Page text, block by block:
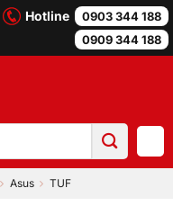
Hotline
0903 344 188
0909 344 188
Asus TUF